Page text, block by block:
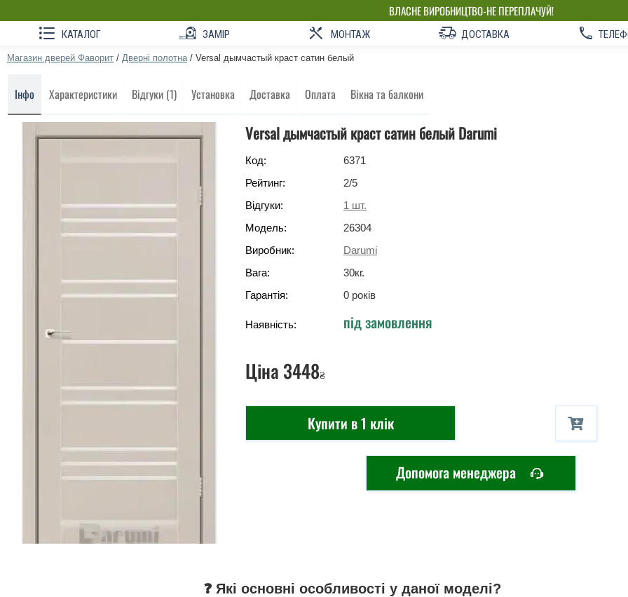
ВЛАСНЕ ВИРОБНИЦТВО-НЕ ПЕРЕПЛАЧУЙ!
КАТАЛОГ ЗАМІР МОНТАЖ ДОСТАВКА
Магазин дверей Фаворит / Дверні полотна / Versal дымчастый краст сатин белый
Інфо Характеристики Відгуки (1) Установка Доставка Оплата Вікна та балкони
Versal дымчастый краст сатин белый Darumi
Код:
6371
Рейтинг:
2/5
Відгуки:
1 шт.
Модель:
26304
Виробник:
Darumi
Вага:
30кг.
Гарантія:
0 років
Наявність: під замовлення
Ціна 3448₴
Купити в 1 клік
Допомога менеджера
❓ Які основні особливості у даної моделі?